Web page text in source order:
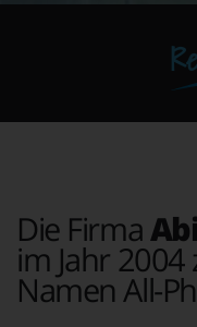
Die Firma
im Jahr
Namen All-